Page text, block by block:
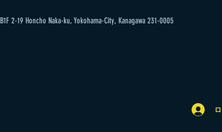
B1F 2-19 Honcho Naka-ku, Yokohama-City, Kanagawa 231-0005